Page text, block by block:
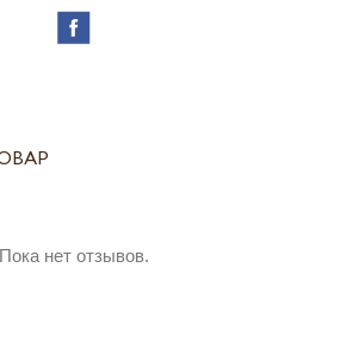
Пока нет отзывов.